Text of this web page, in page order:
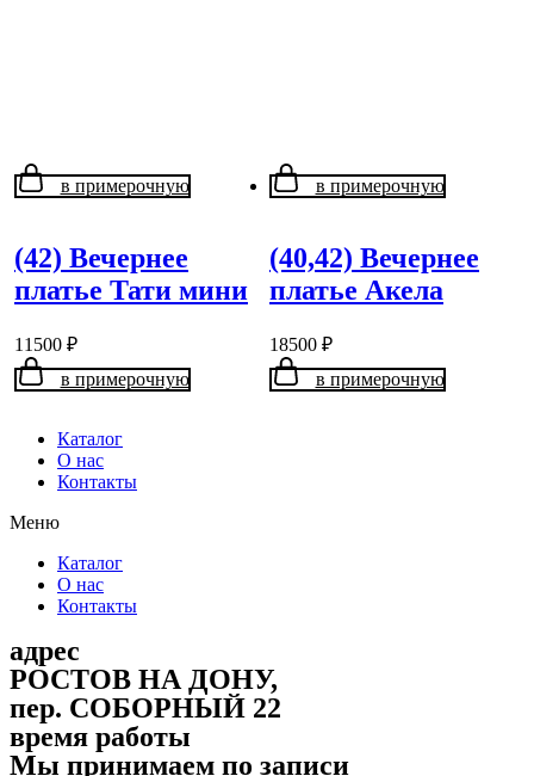
в примерочную
(42) Вечернее
платье Тати мини
11500 ₽
в примерочную
в примерочную
(40,42) Вечернее
платье Акела
18500 ₽
в примерочную
Каталог
О нас
Контакты
Меню
Каталог
О нас
Контакты
адрес
РОСТОВ НА ДОНУ,
пер. СОБОРНЫЙ 22
время работы
Мы принимаем по записи